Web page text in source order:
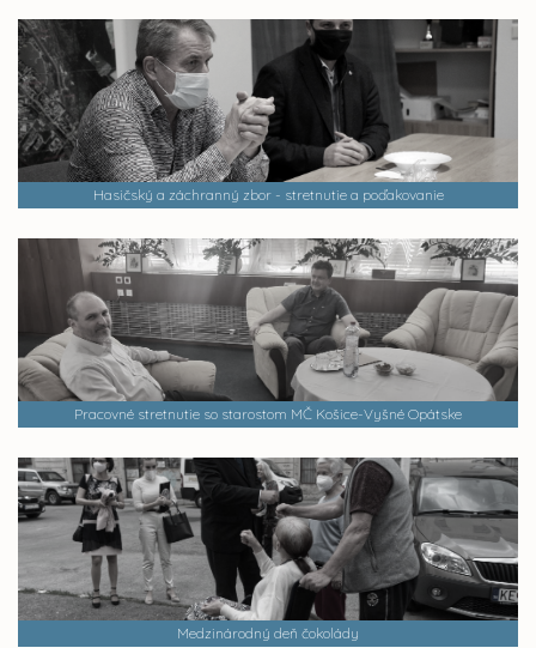
Hasičský a záchranný zbor - stretnutie a poďakovanie
Pracovné stretnutie so starostom MČ Košice-Vyšné Opátske
Medzinárodný deň čokolády